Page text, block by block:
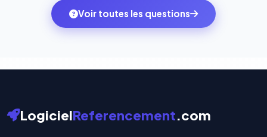
votre historique.
monde. Vos données bancaires ne transitent jamais
par nos serveurs — elles sont gérées directement et
Voir toutes les questions
LogicielReferencement.com